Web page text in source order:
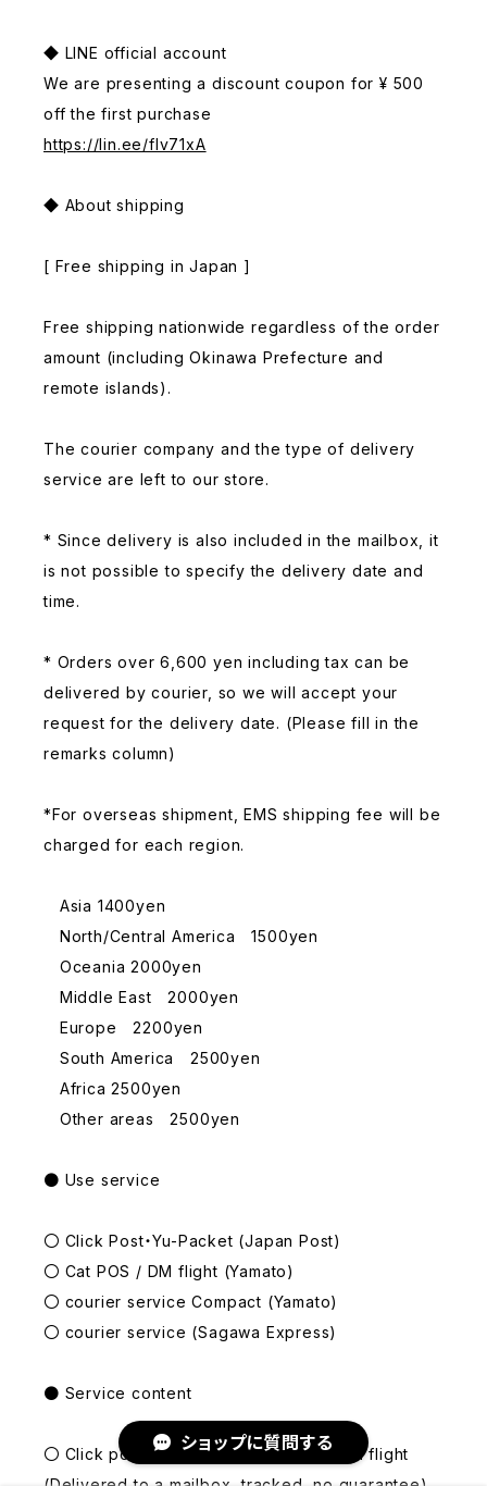
ショップに質問する
◆ LINE official account
We are presenting a discount coupon for ¥ 500
off the first purchase
https://lin.ee/fIv71xA
◆ About shipping
[ Free shipping in Japan ]
Free shipping nationwide regardless of the order
amount (including Okinawa Prefecture and
remote islands).
The courier company and the type of delivery
service are left to our store.
* Since delivery is also included in the mailbox, it
is not possible to specify the delivery date and
time.
* Orders over 6,600 yen including tax can be
delivered by courier, so we will accept your
request for the delivery date. (Please fill in the
remarks column)
*For overseas shipment, EMS shipping fee will be
charged for each region.
Asia 1400yen
North/Central America 1500yen
Oceania 2000yen
Middle East 2000yen
Europe 2200yen
South America 2500yen
Africa 2500yen
Other areas 2500yen
● Use service
〇 Click Post・Yu-Packet (Japan Post)
〇 Cat POS / DM flight (Yamato)
〇 courier service Compact (Yamato)
〇 courier service (Sagawa Express)
● Service content
〇 Click post, Yu-packet, Nekoposu, DM flight